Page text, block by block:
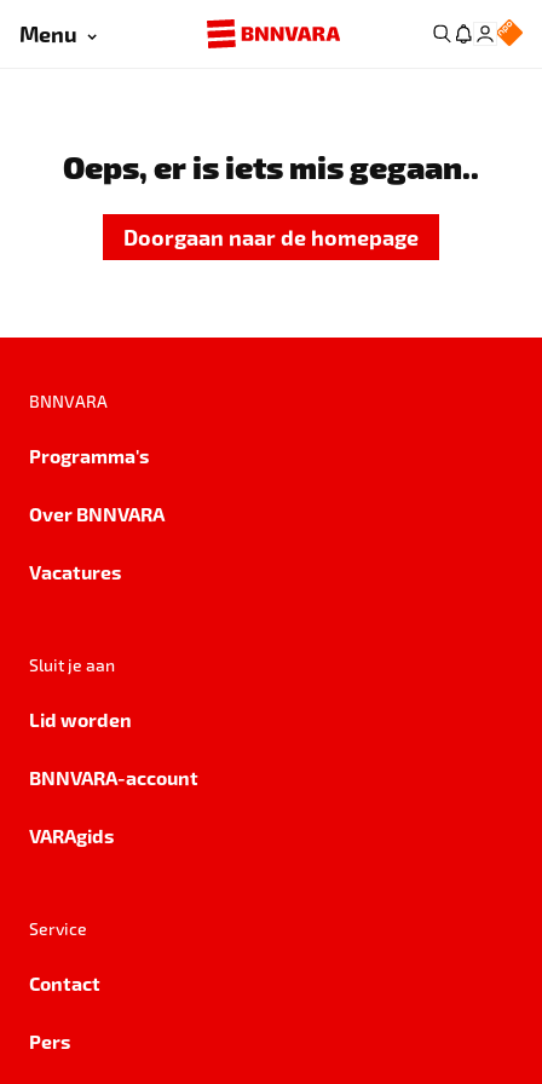
Menu
Oeps, er is iets mis gegaan..
Doorgaan naar de homepage
BNNVARA
Programma's
Over BNNVARA
Vacatures
Sluit je aan
Lid worden
BNNVARA-account
VARAgids
Service
Contact
Pers